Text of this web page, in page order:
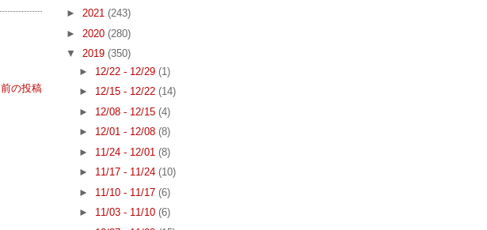
前の投稿
► 2021 (243)
► 2020 (280)
▼ 2019 (350)
► 12/22 - 12/29 (1)
► 12/15 - 12/22 (14)
► 12/08 - 12/15 (4)
► 12/01 - 12/08 (8)
► 11/24 - 12/01 (8)
► 11/17 - 11/24 (10)
► 11/10 - 11/17 (6)
► 11/03 - 11/10 (6)